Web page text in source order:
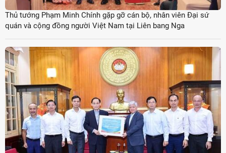
Thủ tướng Phạm Minh Chính gặp gỡ cán bộ, nhân viên Đại sứ
quán và cộng đồng người Việt Nam tại Liên bang Nga